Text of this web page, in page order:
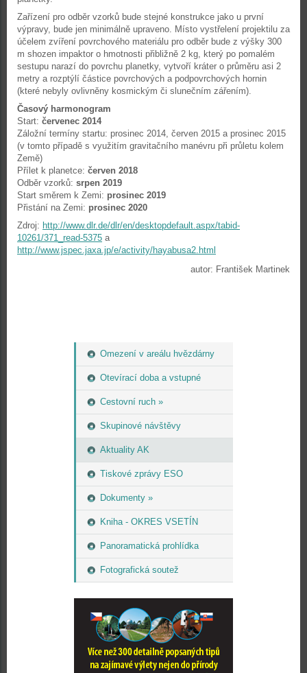
Omezení v areálu hvězdárny
Otevírací doba a vstupné
Cestovní ruch »
Skupinové návštěvy
Aktuality AK
Tiskové zprávy ESO
Dokumenty »
Kniha - OKRES VSETÍN
Panoramatická prohlídka
Fotografická soutež
Zařízení pro odběr vzorků bude stejné konstrukce jako u první
výpravy, bude jen minimálně upraveno. Místo vystřelení projektilu za
účelem zvíření povrchového materiálu pro odběr bude z výšky 300
m shozen impaktor o hmotnosti přibližně 2 kg, který po pomalém
sestupu narazí do povrchu planetky, vytvoří kráter o průměru asi 2
metry a rozptýlí částice povrchových a podpovrchových hornin
(které nebyly ovlivněny kosmickým či slunečním zářením).
Časový harmonogram
Start: červenec 2014
Záložní termíny startu: prosinec 2014, červen 2015 a prosinec 2015
(v tomto případě s využitím gravitačního manévru při průletu kolem
Země)
Přílet k planetce: červen 2018
Odběr vzorků: srpen 2019
Start směrem k Zemi: prosinec 2019
Přistání na Zemi: prosinec 2020
Zdroj: http://www.dlr.de/dlr/en/desktopdefault.aspx/tabid-
10261/371_read-5375 a
http://www.jspec.jaxa.jp/e/activity/hayabusa2.html
autor: František Martinek